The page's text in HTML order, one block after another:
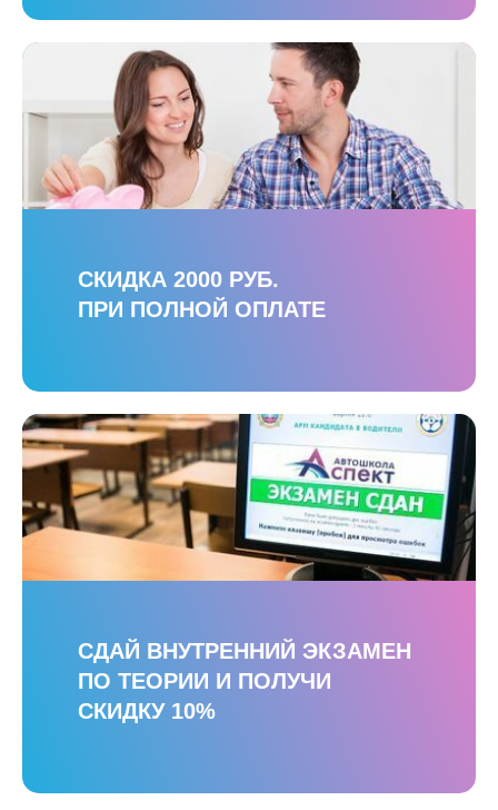
СКИДКА 2000 РУБ.
ПРИ ПОЛНОЙ ОПЛАТЕ
СДАЙ ВНУТРЕННИЙ ЭКЗАМЕН
ПО ТЕОРИИ И ПОЛУЧИ
СКИДКУ 10%